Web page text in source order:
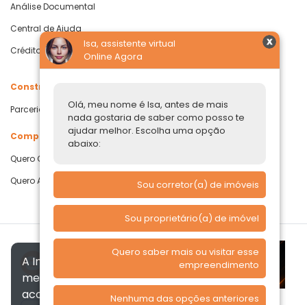
Isa, assistente virtual
Online Agora
Olá, meu nome é Isa, antes de mais
nada gostaria de saber como posso te
ajudar melhor. Escolha uma opção
abaixo:
Sou corretor(a) de imóveis
Sou proprietário(a) de imóvel
Quero saber mais ou visitar esse
empreendimento
Nenhuma das opções anteriores
Análise Documental
Central de Ajuda
Crédito com Garantia de Imóvel
Construtoras
Parcerias Imobiliárias
Comprar ou alugar
Quero Comprar
Quero Alugar
A Imóvelp utiliza cookies para
melhorar a sua experiência, de
acordo com a nossaPolítica de